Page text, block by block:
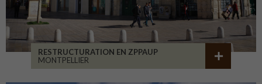
RESTRUCTURATION EN ZPPAUP
MONTPELLIER